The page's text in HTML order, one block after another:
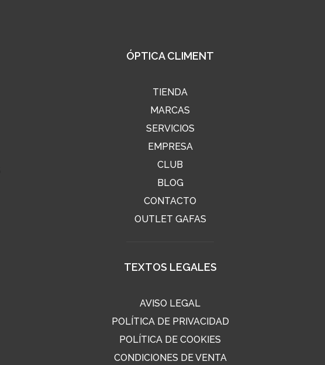
ÓPTICA CLIMENT
TIENDA
MARCAS
SERVICIOS
EMPRESA
CLUB
BLOG
CONTACTO
OUTLET GAFAS
TEXTOS LEGALES
AVISO LEGAL
POLÍTICA DE PRIVACIDAD
POLÍTICA DE COOKIES
CONDICIONES DE VENTA